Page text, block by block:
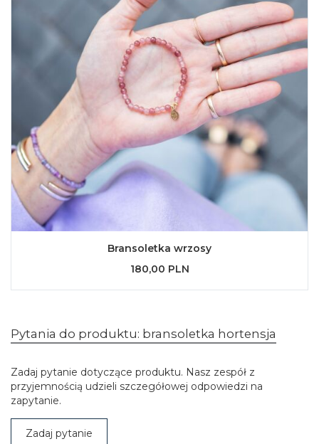
Bransoletka wrzosy
180,00 PLN
Pytania do produktu: bransoletka hortensja
Zadaj pytanie dotyczące produktu. Nasz zespół z
przyjemnością udzieli szczegółowej odpowiedzi na
zapytanie.
Zadaj pytanie